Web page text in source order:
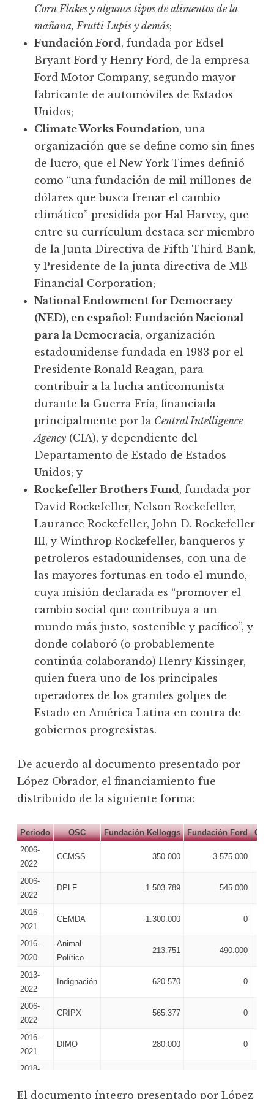
Corn Flakes y algunos tipos de alimentos de la
mañana, Frutti Lupis y demás;
Fundación Ford, fundada por Edsel
Bryant Ford y Henry Ford, de la empresa
Ford Motor Company, segundo mayor
fabricante de automóviles de Estados
Unidos;
Climate Works Foundation, una
organización que se define como sin fines
de lucro, que el New York Times definió
como “una fundación de mil millones de
dólares que busca frenar el cambio
climático” presidida por Hal Harvey, que
entre su currículum destaca ser miembro
de la Junta Directiva de Fifth Third Bank,
y Presidente de la junta directiva de MB
Financial Corporation;
National Endowment for Democracy
(NED), en español: Fundación Nacional
para la Democracia, organización
estadounidense fundada en 1983 por el
Presidente Ronald Reagan, para
contribuir a la lucha anticomunista
durante la Guerra Fría, financiada
principalmente por la Central Intelligence
Agency (CIA), y dependiente del
Departamento de Estado de Estados
Unidos; y
Rockefeller Brothers Fund, fundada por
David Rockefeller, Nelson Rockefeller,
Laurance Rockefeller, John D. Rockefeller
III, y Winthrop Rockefeller, banqueros y
petroleros estadounidenses, con una de
las mayores fortunas en todo el mundo,
cuya misión declarada es “promover el
cambio social que contribuya a un
mundo más justo, sostenible y pacífico”, y
donde colaboró (o probablemente
continúa colaborando) Henry Kissinger,
quien fuera uno de los principales
operadores de los grandes golpes de
Estado en América Latina en contra de
gobiernos progresistas.
De acuerdo al documento presentado por
López Obrador, el financiamiento fue
distribuido de la siguiente forma:
Periodo OSC Fundación Kelloggs Fundación Ford
2006-
2022
CCMSS 350.000 3.575.000
2006-
2022
DPLF 1.503.789 545.000
2016-
2021
CEMDA 1.300.000 0
2016-
2020
Animal
Político
213.751 490.000
2013-
2022
Indignación 620.570 0
2006-
2022
CRIPX 565.377 0
2016-
2021
DIMO 280.000 0
2018-
El documento íntegro presentado por López